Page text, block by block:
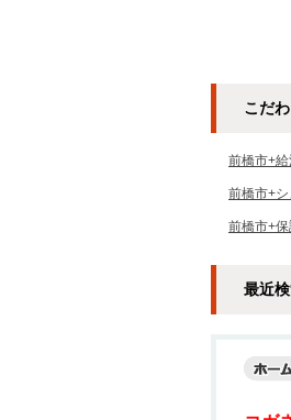
こだ
前橋市+
前橋市+
前橋市+
最近